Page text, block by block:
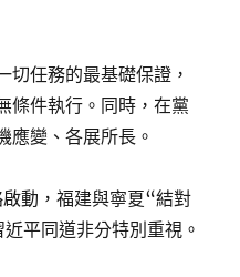
切任務的最基礎保證，
條件執行。同時，在黨
應變、各展所長。
動，福建與寧夏“結對
平同道非分特別重視。